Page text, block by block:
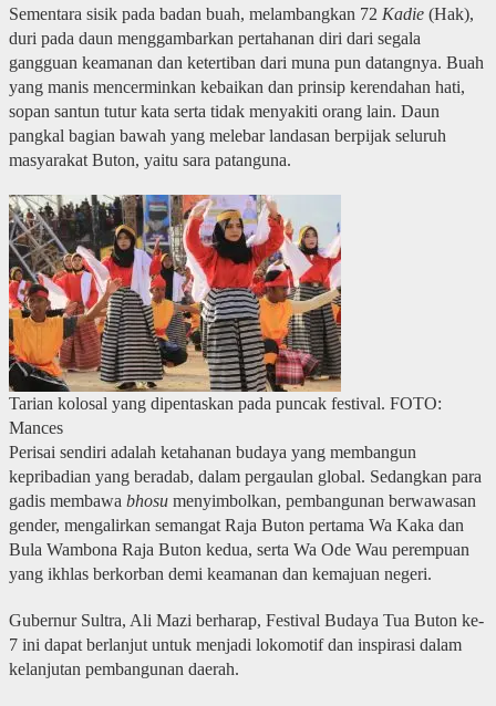
Sementara sisik pada badan buah, melambangkan 72 Kadie(Hak),
duri pada daun menggambarkan pertahanan diri dari segala
gangguan keamanan dan ketertiban dari muna pun datangnya. Buah
yang manis mencerminkan kebaikan dan prinsip kerendahan hati,
sopan santun tutur kata serta tidak menyakiti orang lain. Daun
pangkal bagian bawah yang melebar landasan berpijak seluruh
masyarakat Buton, yaitu sara patanguna.
Tarian kolosal yang dipentaskan pada puncak festival. FOTO:
Mances
Perisai sendiri adalah ketahanan budaya yang membangun
kepribadian yang beradab, dalam pergaulan global. Sedangkan para
gadis membawa bhosumenyimbolkan, pembangunan berwawasan
gender, mengalirkan semangat Raja Buton pertama Wa Kaka dan
Bula Wambona Raja Buton kedua, serta Wa Ode Wau perempuan
yang ikhlas berkorban demi keamanan dan kemajuan negeri.
Gubernur Sultra, Ali Mazi berharap, Festival Budaya Tua Buton ke-
7 ini dapat berlanjut untuk menjadi lokomotif dan inspirasi dalam
kelanjutan pembangunan daerah.